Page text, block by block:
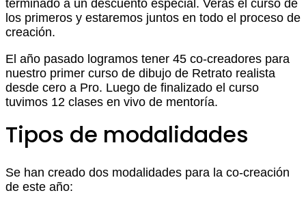
terminado a un descuento especial. Verás el curso de
los primeros y estaremos juntos en todo el proceso de
creación.
El año pasado logramos tener 45 co-creadores para
nuestro primer curso de dibujo de Retrato realista
desde cero a Pro. Luego de finalizado el curso
tuvimos 12 clases en vivo de mentoría.
Tipos de modalidades
Se han creado dos modalidades para la co-creación
de este año: